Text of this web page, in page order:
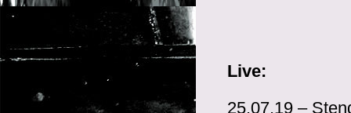
Live:
25.07.19 –